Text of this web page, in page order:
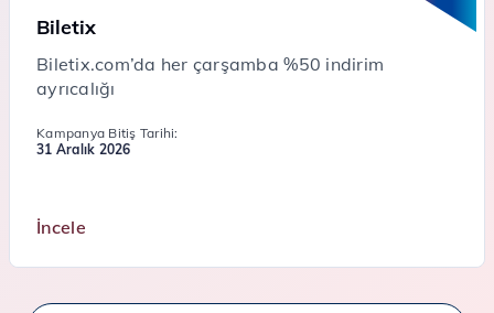
Biletix
Biletix.com’da her çarşamba %50 indirim
ayrıcalığı
Kampanya Bitiş Tarihi:
31 Aralık 2026
İncele